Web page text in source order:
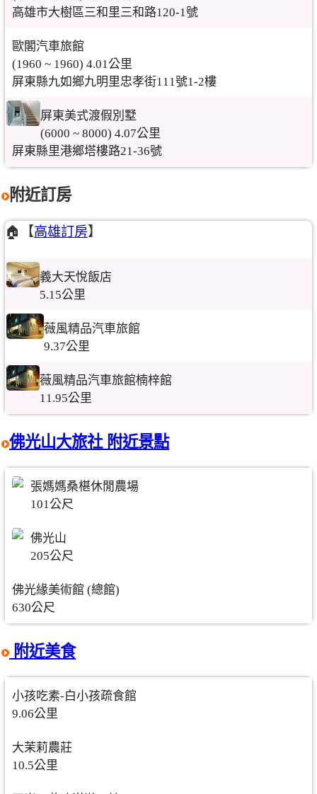
高雄市大樹區三和里三和路120-1號
歐閣汽車旅館
(1960 ~ 1960) 4.01公里
屏東縣九如鄉九明里忠孝街111號1-2樓
屏東美式渡假別墅
(6000 ~ 8000) 4.07公里
屏東縣里港鄉塔樓路21-36號
附近訂房
🏠【高雄訂房】
義大天悅飯店
5.15公里
薇風精品汽車旅館
9.37公里
薇風精品汽車旅館楠梓館
11.95公里
佛光山大旅社 附近景點
張媽媽桑椹休閒農場
101公尺
佛光山
205公尺
佛光緣美術館 (總館)
630公尺
附近美食
小孩吃素-白小孩疏食館
9.06公里
大茉莉農莊
10.5公里